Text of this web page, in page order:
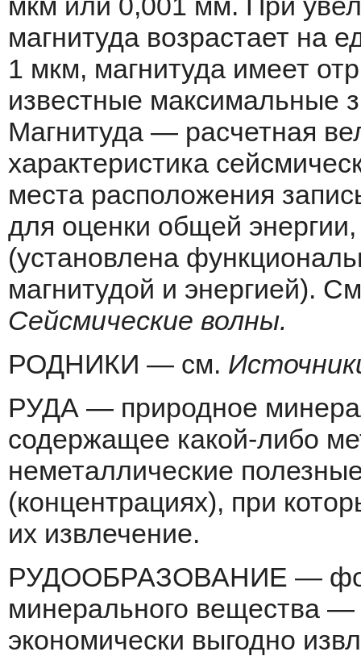
мкм или 0,001 мм. При
магнитуда воз­растает на
1 мкм, магнитуда имеет
известные максимальные
Магнитуда — расчетная
характери­стика
места расположения
для оценки общей
(установлена
магнитудой и энергией).
Сейсмические волны.
РОДНИКИ — см.
РУДА — природное
содержащее ка­кой-либо
неметаллические
(концентрациях), при
их извлечение.
РУДООБРАЗОВАНИЕ —
минерального вещества
экономически выгодно